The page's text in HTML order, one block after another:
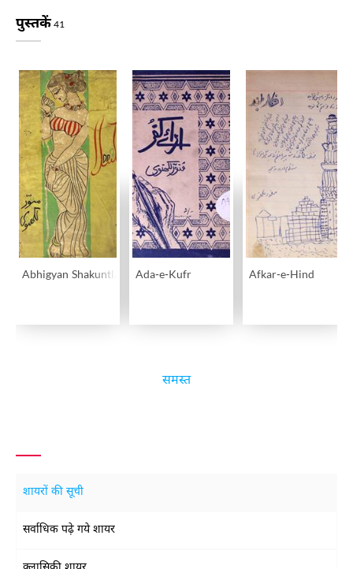
पुस्तकें 41
Abhigyan Shakuntlam Ada-e-Kufr Afkar-e-Hind
समस्त
शायरों की सूची
सर्वाधिक पढ़े गये शायर